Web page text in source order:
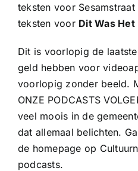
teksten voor
teksten voor Dit Was
Dit is voorlopig de
geld hebben voor
voorlopig zonder beeld.
ONZE PODCASTS
veel moois in de
dat allemaal belichten.
de homepage op
podcasts.